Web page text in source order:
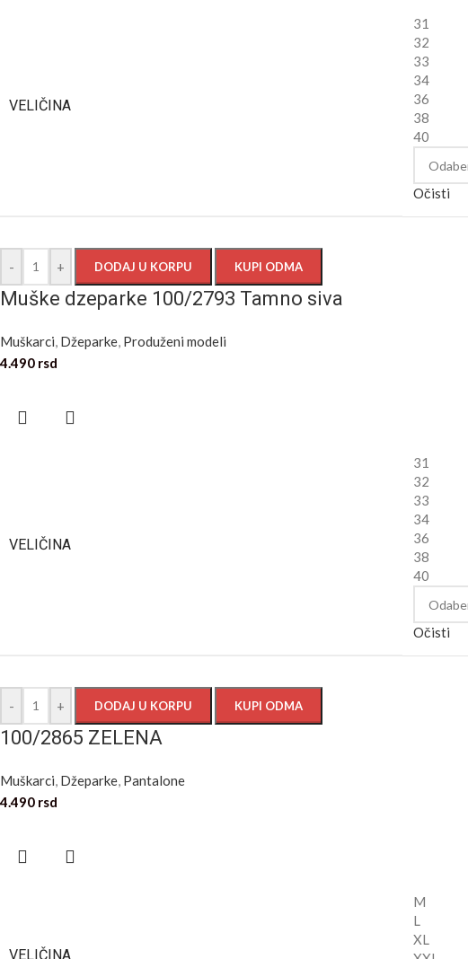
VELIČINA
31
32
33
34
36
38
40
Očisti
- + DODAJ U KORPU KUPI ODMA
Muške dzeparke 100/2793 Tamno siva
Muškarci, Džeparke, Produženi modeli
4.490 rsd
VELIČINA
31
32
33
34
36
38
40
Očisti
- + DODAJ U KORPU KUPI ODMA
100/2865 ZELENA
Muškarci, Džeparke, Pantalone
4.490 rsd
VELIČINA
M
L
XL